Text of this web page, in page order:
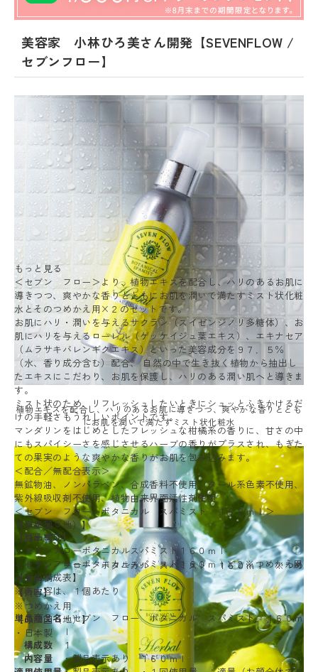
美容家 小林ひろ美さん開発【SEVENFLOW /
セブンフロー】
植物エキスを配合し、ハリのあるお肌に導きつつ、爽やかな香りととも
にお肌を潤いで満たすミスト状化粧水
もっと見る
＜セブン フロー＞より、植物エキスを配合し、ハリのあるお肌に
導きつつ、爽やかな香りとともにお肌を潤いで満たすミスト状化粧
水とそのつめかえ用×２のセットです。
お肌にハリ・潤いを与えるサクラン（スイゼンジノリ多糖体）、お
肌にハリを与えるローレル（ゲッケイジュ葉エキス）、エキナセア
（ムラサキバレンギクエキス）といった美容成分を９７．５％
（水、香り成分含む）配合、 自然の中で生き抜く植物から抽出し
たエキスにこだわり、お肌を保護し、ハリのある潤い肌へと導きま
す。
ミスト状のため、リフレッシュしたいときにシュッとふきかけるだ
けの手軽さもうれしいポイントです。
マンダリンをはじめとしたフレッシュな柑橘系の香りに、甘さの中
にもスパイシーさを感じさせるハーブの香りがプラスされ、もぎた
ての果実のような爽やかな香りがお肌を包み込みます。
＜配合／無配合表示＞
無鉱物油、ノンパラベン、合成香料不使用、タール系色素不使用、
紫外線吸収剤不使用、植物由来界面活性剤使用
＜セブン フロー ボタニカル スパミスト １６０ｍｌ＞
【原産国（地）】
・日本製
＜セブン フロー ボタニカル スパミスト １６０ｍｌ ※つめ
かえ用＞
【内容】
※つめかえ用
【原産国（地）】
・日本製
もっと見る
【商品構成】
・セブンフローボタニカルスパミスト１６０ｍｌ
・セブンフローボタニカルスパミスト１６０ｍｌ×２※つめかえ用
【商品構成表】
※各内容は、１個あたり
単品商品名・セブン フロー ボタニカル スパミスト １６０ｍ
ｌ
構成数
１
内容量
・製品表示あり １６０ｍｌ